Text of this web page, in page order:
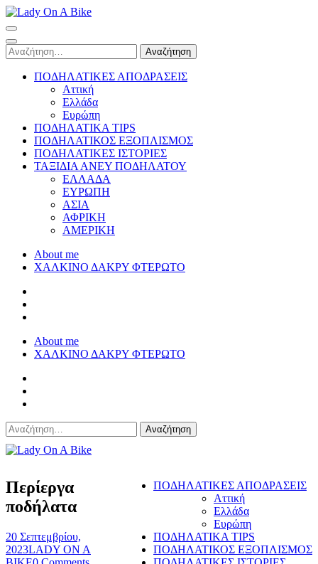
Skip
to
content
(Press
Enter)
Αναζήτηση
για:
ΠΟΔΗΛΑΤΙΚΕΣ ΑΠΟΔΡΑΣΕΙΣ
Αττική
Ελλάδα
Ευρώπη
ΠΟΔΗΛΑΤΙΚΑ TIPS
ΠΟΔΗΛΑΤΙΚΟΣ ΕΞΟΠΛΙΣΜΟΣ
ΠΟΔΗΛΑΤΙΚΕΣ ΙΣΤΟΡΙΕΣ
ΤΑΞΙΔΙΑ ΑΝΕΥ ΠΟΔΗΛΑΤΟΥ
ΕΛΛΑΔΑ
ΕΥΡΩΠΗ
ΑΣΙΑ
ΑΦΡΙΚΗ
ΑΜΕΡΙΚΗ
About me
ΧΑΛΚΙΝΟ ΔΑΚΡΥ ΦΤΕΡΩΤΟ
About me
ΧΑΛΚΙΝΟ ΔΑΚΡΥ ΦΤΕΡΩΤΟ
Αναζήτηση
για:
ΠΟΔΗΛΑΤΙΚΕΣ ΑΠΟΔΡΑΣΕΙΣ
Αττική
Ελλάδα
Ευρώπη
ΠΟΔΗΛΑΤΙΚΑ TIPS
ΠΟΔΗΛΑΤΙΚΟΣ ΕΞΟΠΛΙΣΜΟΣ
Περίεργα
ποδήλατα
20 Σεπτεμβρίου,
2023LADY ON A